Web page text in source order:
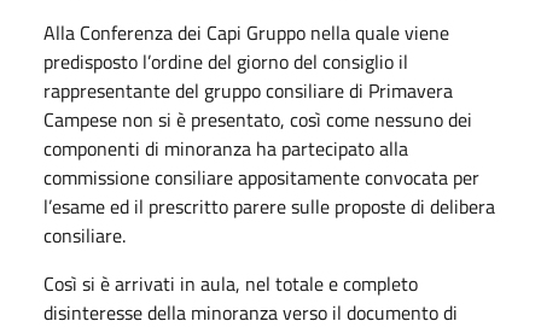
Alla Conferenza dei Capi Gruppo nella quale viene
predisposto l’ordine del giorno del consiglio il
rappresentante del gruppo consiliare di Primavera
Campese non si è presentato, così come nessuno dei
componenti di minoranza ha partecipato alla
commissione consiliare appositamente convocata per
l’esame ed il prescritto parere sulle proposte di delibera
consiliare.
Così si è arrivati in aula, nel totale e completo
disinteresse della minoranza verso il documento di